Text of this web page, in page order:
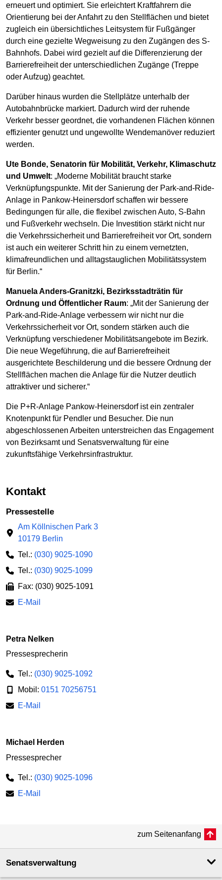
erneuert und optimiert. Sie erleichtert Kraftfahrern die
Orientierung bei der Anfahrt zu den Stellflächen und bietet
zugleich ein übersichtliches Leitsystem für Fußgänger
durch eine gezielte Wegweisung zu den Zugängen des S-
Bahnhofs. Dabei wird gezielt auf die Differenzierung der
Barrierefreiheit der unterschiedlichen Zugänge (Treppe
oder Aufzug) geachtet.
Darüber hinaus wurden die Stellplätze unterhalb der
Autobahnbrücke markiert. Dadurch wird der ruhende
Verkehr besser geordnet, die vorhandenen Flächen können
effizienter genutzt und ungewollte Wendemanöver reduziert
werden.
Ute Bonde, Senatorin für Mobilität, Verkehr, Klimaschutz
und Umwelt: „Moderne Mobilität braucht starke
Verknüpfungspunkte. Mit der Sanierung der Park-and-Ride-
Anlage in Pankow-Heinersdorf schaffen wir bessere
Bedingungen für alle, die flexibel zwischen Auto, S-Bahn
und Fußverkehr wechseln. Die Investition stärkt nicht nur
die Verkehrssicherheit und Barrierefreiheit vor Ort, sondern
ist auch ein weiterer Schritt hin zu einem vernetzten,
klimafreundlichen und alltagstauglichen Mobilitätssystem
für Berlin.“
Manuela Anders-Granitzki, Bezirksstadträtin für
Ordnung und Öffentlicher Raum: „Mit der Sanierung der
Park-and-Ride-Anlage verbessern wir nicht nur die
Verkehrssicherheit vor Ort, sondern stärken auch die
Verknüpfung verschiedener Mobilitätsangebote im Bezirk.
Die neue Wegeführung, die auf Barrierefreiheit
ausgerichtete Beschilderung und die bessere Ordnung der
Stellflächen machen die Anlage für die Nutzer deutlich
attraktiver und sicherer.“
Die P+R-Anlage Pankow-Heinersdorf ist ein zentraler
Knotenpunkt für Pendler und Besucher. Die nun
abgeschlossenen Arbeiten unterstreichen das Engagement
von Bezirksamt und Senatsverwaltung für eine
zukunftsfähige Verkehrsinfrastruktur.
Kontakt
Pressestelle
Am Köllnischen Park 3
10179 Berlin
Tel.: (030) 9025-1090
Tel.: (030) 9025-1099
Fax: (030) 9025-1091
E-Mail
Petra Nelken
Pressesprecherin
Tel.: (030) 9025-1092
Mobil: 0151 70256751
E-Mail
Michael Herden
Pressesprecher
Tel.: (030) 9025-1096
E-Mail
zum Seitenanfang
Senatsverwaltung